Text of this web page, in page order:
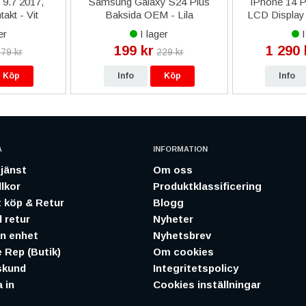
- Vit
kr
Köp
Baksida OEM - Lila
I lager
199 kr 229 kr
Info Köp
LCD
Kvalitet
I
1 290
Info
köp & Retur
retur
enhet
Rep (Butik)
in
INFORMATION
Om oss
Produktklassificering
Blogg
Nyheter
Nyhetsbrev
Om cookies
Integritetspolicy
Cookies inställningar